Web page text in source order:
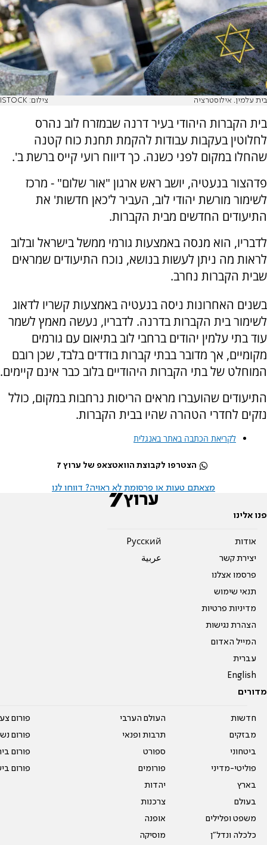
בית עלמין. אילוסטרציה צילום: ISTOCK
בית הקברות היהודי בעיר דרנה שבמזרח לוב נהרס
לחלוטין בעקבות עבודות להקמת תחנת כוח קטנה
שהחלו במקום לפני כשנה. כך דיווח רועי קייס ברשת ב'.
פדהצור בנעטיה, יושב ראש ארגון "אור שלום" - מרכז
לשימור מורשת יהודי לוב, העביר ל'כאן חדשות' את
התיעודים החדשים מבית הקברות.
לדבריו, הוא מנסה באמצעות גורמי ממשל בישראל ובלוב
לראות מה ניתן לעשות בנושא, נוכח התיעודים שמראים
שבית הקברות נחרב.
בשנים האחרונות ניסה בנעטיה באמצעות קשריו לדאוג
לשימור בית הקברות בדרנה. לדבריו, נעשה מאמץ לשמר
עוד בתי עלמין יהודים ברחבי לוב בתיאום עם גורמים
מקומיים, אך מדובר בבתי קברות בודדים בלבד, שכן רובם
המוחלט של בתי הקברות היהודיים בלוב כבר אינם קיימים.
התיעודים שהועברו מראים הריסות נרחבות במקום, כולל
נזקים לחדרי הטהרה שהיו בבית הקברות.
לקריאת הכתבה באתר באנגלית
הצטרפו לקבוצת הוואטצאפ של ערוץ 7
מצאתם טעות או פרסומת לא ראויה? דווחו לנו
פנו אלינו
אודות
יצירת קשר
פרסמו אצלנו
תנאי שימוש
מדיניות פרטיות
הצהרת נגישות
המייל האדום
עברית
English
Pусский
عربية
מדורים
חדשות
מבזקים
ביטחוני
פוליטי-מדיני
בארץ
בעולם
משפט ופלילים
כלכלה ונדל"ן
העולם הערבי
תרבות ופנאי
ספורט
פורומים
יהדות
צרכנות
אופנה
מוסיקה
פורום
פורום
פורום
פורום